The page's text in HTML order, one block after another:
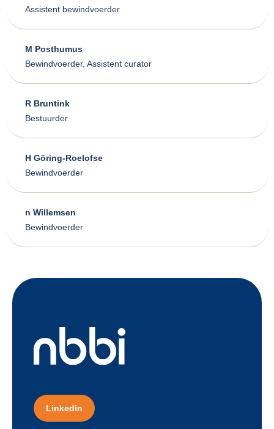
Assistent bewindvoerder
M Posthumus
Bewindvoerder, Assistent curator
R Bruntink
Bestuurder
H Göring-Roelofse
Bewindvoerder
n Willemsen
Bewindvoerder
Linkedin